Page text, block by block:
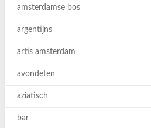
amsterdamse bos
argentijns
artis amsterdam
avondeten
aziatisch
bar